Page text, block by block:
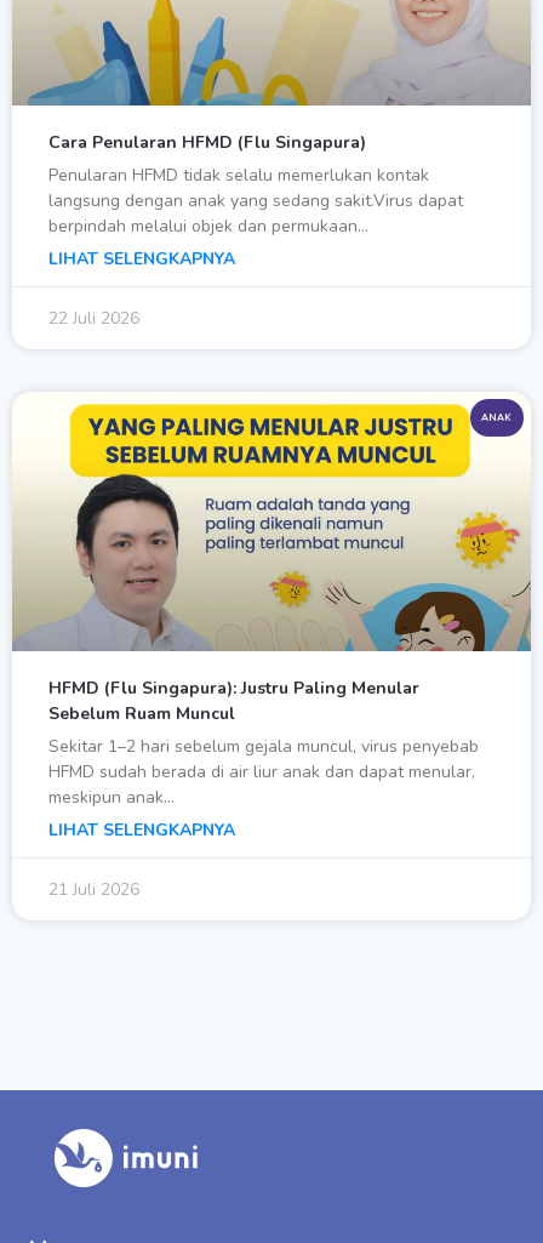
Cara Penularan HFMD (Flu Singapura)
Penularan HFMD tidak selalu memerlukan kontak
langsung dengan anak yang sedang sakit.Virus dapat
berpindah melalui objek dan permukaan…
LIHAT SELENGKAPNYA
22 Juli 2026
ANAK
HFMD (Flu Singapura): Justru Paling Menular
Sebelum Ruam Muncul
Sekitar 1–2 hari sebelum gejala muncul, virus penyebab
HFMD sudah berada di air liur anak dan dapat menular,
meskipun anak…
LIHAT SELENGKAPNYA
21 Juli 2026